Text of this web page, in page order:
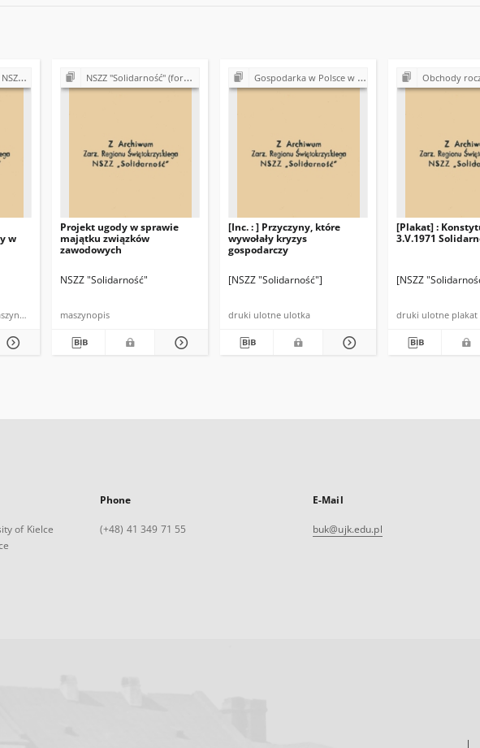
w
aktowa maszynopis
NSZZ "Solidarność" (formalno-prawne podstawy działalności)
Projekt ugody w sprawie
majątku związków
zawodowych
NSZZ "Solidarność"
maszynopis
Gospodarka w Polsce w latach 80.
[Inc. : ] Przyczyny, które
wywołały kryzys
gospodarczy
[NSZZ "Solidarność"]
druki ulotne ulotka
Obchody rocznic
[Plakat] :
3.V.1971
[NSZZ
druki ulotne plakat
of Kielce
Phone
(+48) 41 349 71 55
E-Mail
buk@ujk.edu.pl